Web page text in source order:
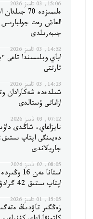
15:06, 03 تامىز 2026
ەلىمىزدە
العاش رەت جولبارىس
جىبەرىلدى
14:52, 03 تامىز 2026
اباي وبلىسىندا
تارتتى
14:23, 03 تامىز 2026
ازاماتى ۇستالدى
07:12, 03 تامىز 2026
جاريالاندى
08:05, 02 تامىز 2026
استانا
اپتاپ ىستىق 42 گرادۋسقا دەيىن جەتەدى
15:05, 01 تامىز 2026
زەڭگىر تاۋدىڭ